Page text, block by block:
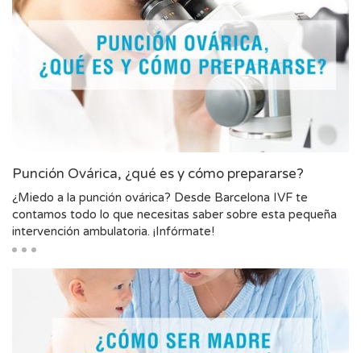
Punción Ovárica, ¿qué es y cómo prepararse?
¿Miedo a la punción ovárica? Desde Barcelona IVF te
contamos todo lo que necesitas saber sobre esta pequeña
intervención ambulatoria. ¡Infórmate!